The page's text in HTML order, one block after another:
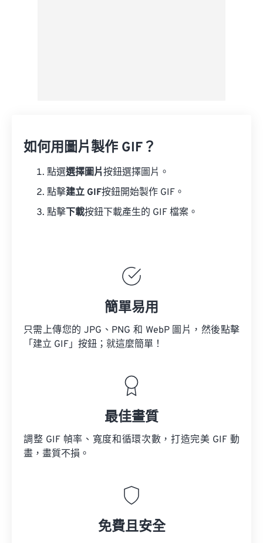
如何用圖片製作 GIF？
點選選擇圖片按鈕選擇圖片。
點擊建立 GIF按鈕開始製作 GIF。
點擊 下載按鈕下載產生的 GIF 檔案。
簡單易用
只需上傳您的 JPG、PNG 和 WebP 圖片，然後點擊
「建立 GIF」按鈕；就這麼簡單！
最佳畫質
調整 GIF 幀率、寬度和循環次數，打造完美 GIF 動
畫，畫質不損。
免費且安全